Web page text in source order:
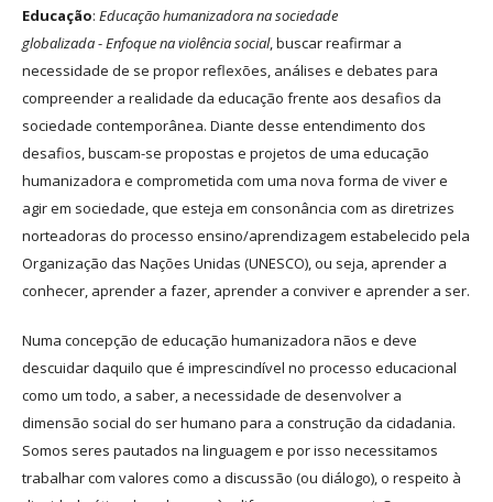
Educação: Educação humanizadora na sociedade
globalizada-Enfoque na violência social, buscar reafirmar a
necessidade de se propor reflexões, análises e debates para
compreender a realidade da educação frente aos desafios da
sociedade contemporânea. Diante desse entendimento dos
desafios, buscam-se propostas e projetos de uma educação
humanizadora e comprometida com uma nova forma de viver e
agir em sociedade, que esteja em consonância com as diretrizes
norteadoras do processo ensino/aprendizagem estabelecido pela
Organização das Nações Unidas (UNESCO), ou seja, aprender a
conhecer, aprender a fazer, aprender a conviver e aprender a ser.
Numa concepção de educação humanizadora nãos e deve
descuidar daquilo que é imprescindível no processo educacional
como um todo, a saber, a necessidade de desenvolver a
dimensão social do ser humano para a construção da cidadania.
Somos seres pautados na linguagem e por isso necessitamos
trabalhar com valores como a discussão (ou diálogo), o respeito à